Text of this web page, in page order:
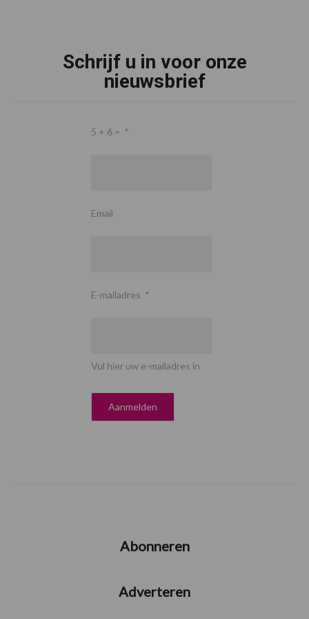
Schrijf u in voor onze
nieuwsbrief
5 + 6 = *
Email
E-mailadres *
Vul hier uw e-mailadres in
Abonneren
Adverteren